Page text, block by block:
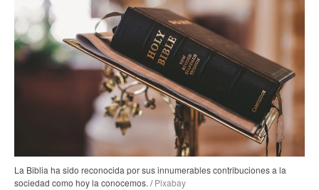
La Biblia ha sido reconocida por sus innumerables contribuciones a la
sociedad como hoy la conocemos. /Pixabay